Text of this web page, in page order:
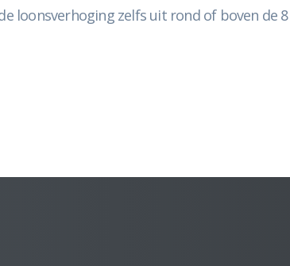
loonsverhoging zelfs uit rond of boven de